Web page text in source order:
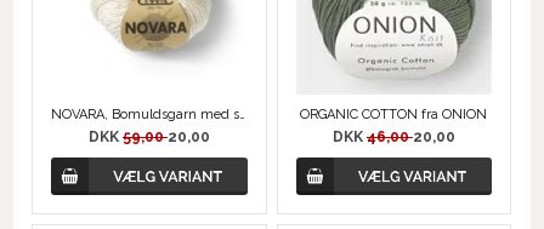
NOVARA, Bomuldsgarn med små pailetter
DKK 59,0020,00
ORGANIC COTTON fra ONION
DKK46,0020,00